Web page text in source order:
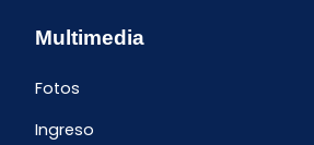
Multimedia
Fotos
Ingreso